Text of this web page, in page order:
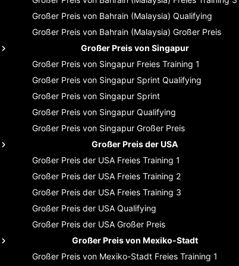
Großer Preis von Bahrain (Malaysia) Qualifying
Großer Preis von Bahrain (Malaysia) Großer Preis
Großer Preis von Singapur
Großer Preis von Singapur Freies Training 1
Großer Preis von Singapur Sprint Qualifying
Großer Preis von Singapur Sprint
Großer Preis von Singapur Qualifying
Großer Preis von Singapur Großer Preis
Großer Preis der USA
Großer Preis der USA Freies Training 1
Großer Preis der USA Freies Training 2
Großer Preis der USA Freies Training 3
Großer Preis der USA Qualifying
Großer Preis der USA Großer Preis
Großer Preis von Mexiko-Stadt
Großer Preis von Mexiko-Stadt Freies Training 1